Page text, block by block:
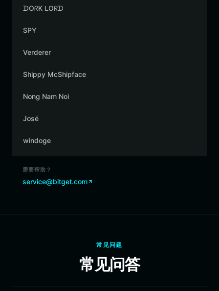
ᗪOᖇK ᒪOᖇᗪ
SPY
Verderer
Shippy McShipface
Nong Nam Noi
José
windoge
需要帮助？
service@bitget.com
常见问题
常见问答